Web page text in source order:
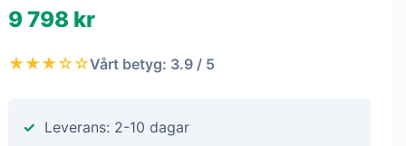
9 798 kr
★★★☆☆Vårt betyg: 3.9 / 5
Leverans: 2-10 dagar